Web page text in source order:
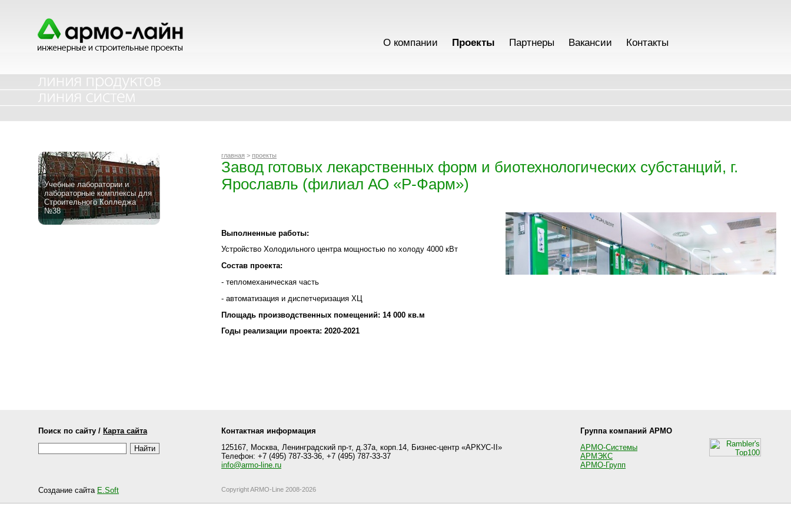
О компании Проекты Партнеры Вакансии Контакты
Учебные лаборатории и
лабораторные комплексы для
Строительного Колледжа
№38
главная > проекты
Завод готовых лекарственных форм и биотехнологических субстанций, г.
Ярославль (филиал АО «Р-Фарм»)
Выполненные работы:
Устройство Холодильного центра мощностью по холоду 4000 кВт
Состав проекта:
- тепломеханическая часть
- автоматизация и диспетчеризация ХЦ
Площадь производственных помещений: 14 000 кв.м
Годы реализации проекта: 2020-2021
Поиск по сайту / Карта сайта
Контактная информация
125167, Москва, Ленинградский пр-т, д.37а, корп.14, Бизнес-центр «АРКУС-II»
Телефон: +7 (495) 787-33-36, +7 (495) 787-33-37
info@armo-line.ru
Группа компаний АРМО
АРМО-Системы
АРМЭКС
АРМО-Групп
Создание сайта E.Soft Copyright ARMO-Line 2008-2026